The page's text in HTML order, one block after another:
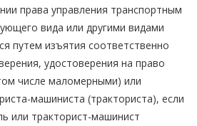
права управления транспортным
вида или другими видами
путем изъятия соответственно
удостоверения на право
числе маломерными) или
машиниста (тракториста), если
или тракторист-машинист